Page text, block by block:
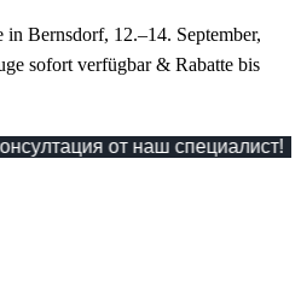
Bernsdorf, 12.–14. September,
sofort verfügbar & Rabatte bis
от наш специалист!